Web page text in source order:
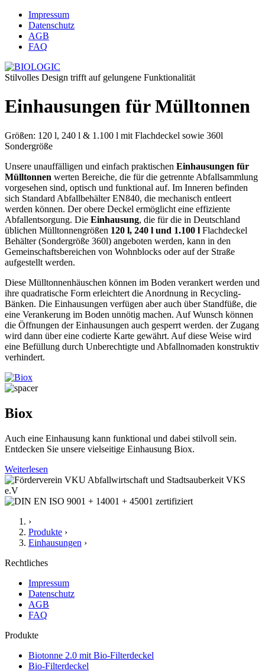
Impressum
Datenschutz
AGB
FAQ
Stilvolles Design trifft auf gelungene Funktionalität
Einhausungen für Mülltonnen
Größen: 120 l, 240 l & 1.100 l mit Flachdeckel sowie 360l
Sondergröße
Unsere unauffälligen und einfach praktischen Einhausungen für
Mülltonnen werten Bereiche, die für die getrennte Abfallsammlung
vorgesehen sind, optisch und funktional auf. Im Inneren befinden
sich Standard Abfallbehälter EN840, die mechanisch entleert
werden können. Der obere Deckel ermöglicht eine effiziente
Abfallentsorgung. Die Einhausung, die für die in Deutschland
üblichen Mülltonnengrößen 120 l, 240 l und 1.100 l Flachdeckel
Behälter (Sondergröße 360l) angeboten werden, kann in den
Gemeinschaftsbereichen von Wohnblocks oder auf der Straße
aufgestellt werden.
Diese Mülltonnenhäuschen können im Boden verankert werden und
ihre quadratische Form erleichtert die Anordnung in Recycling-
Bänken. Die Einhausungen verfügen aber auch über Standfüße, die
eine Verankerung im Boden unnötig machen. Auf Wunsch können
die Öffnungen der Einhausungen auch gesperrt werden. der Zugang
wird dann über eine codierte Karte gewährt. Auf diese Weise wird
eine Befüllung durch Unberechtigte und Abfallnomaden konstruktiv
verhindert.
Biox
Auch eine Einhausung kann funktional und dabei stilvoll sein.
Entdecken Sie unsere vielseitige Einhausung Biox.
Weiterlesen
›
Produkte ›
Einhausungen ›
Rechtliches
Impressum
Datenschutz
AGB
FAQ
Produkte
Biotonne 2.0 mit Bio-Filterdeckel
Bio-Filterdeckel